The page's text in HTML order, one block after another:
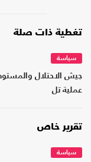
تغطية ذات صلة
سياسة
جيش الاحتلال
عملية تل
تقرير خاص
سياسة